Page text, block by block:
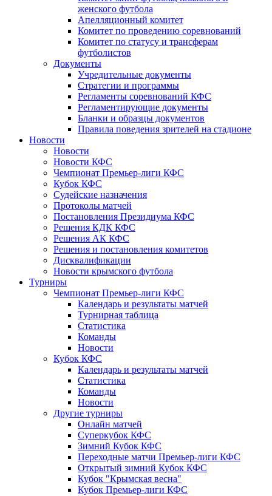
женского футбола
Апелляционный комитет
Комитет по проведению соревнований
Комитет по статусу и трансферам
футболистов
Документы
Учредительные документы
Стратегии и программы
Регламенты соревнований КФС
Регламентирующие документы
Бланки и образцы документов
Правила поведения зрителей на стадионе
Новости
Новости
Новости КФС
Чемпионат Премьер-лиги КФС
Кубок КФС
Судейские назначения
Протоколы матчей
Постановления Президиума КФС
Решения КДК КФС
Решения АК КФС
Решения и постановления комитетов
Дисквалификации
Новости крымского футбола
Турниры
Чемпионат Премьер-лиги КФС
Календарь и результаты матчей
Турнирная таблица
Статистика
Команды
Новости
Кубок КФС
Календарь и результаты матчей
Статистика
Команды
Новости
Другие турниры
Онлайн матчей
Суперкубок КФС
Зимний Кубок КФС
Переходные матчи Премьер-лиги КФС
Открытый зимний Кубок КФС
Кубок "Крымская весна"
Кубок Премьер-лиги КФС